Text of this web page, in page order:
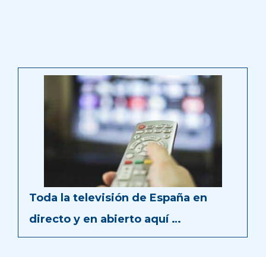
Toda la televisión de España en
directo y en abierto aquí …